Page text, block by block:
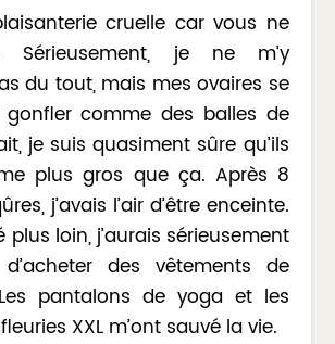
cruelle car vous ne
Sérieusement, je ne m’y
du tout, mais mes ovaires se
comme des balles de
je suis quasiment sûre qu’ils
plus gros que ça. Après 8
j’avais l’air d’être enceinte.
plus loin, j’aurais sérieusement
des vêtements de
pantalons de yoga et les
XXL m’ont sauvé la vie.